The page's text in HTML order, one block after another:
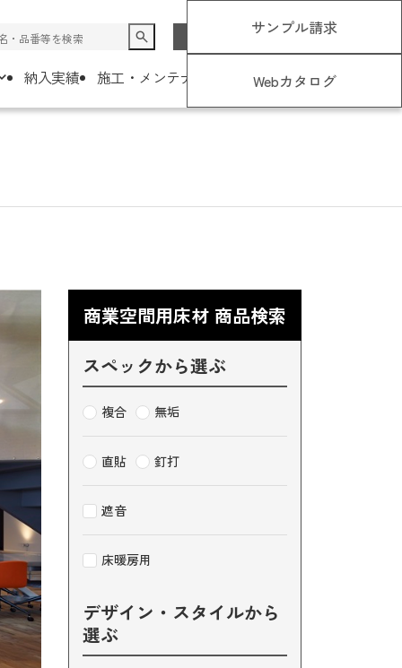
コラム
オフィス空間
納入実績 施工・メンテナンスについて
メンテナンス
会社概要
主な取引先様
サンプル請求
Webカタログ
商業空間用床材 商品検索
スペックから選ぶ
複合 無垢
直貼 釘打
遮音
床暖房用
デザイン・スタイルから
選ぶ